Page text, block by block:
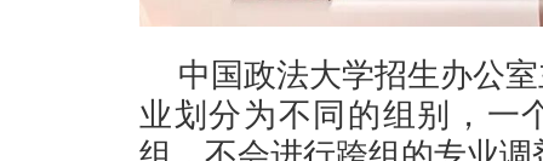
中国政法大学招生办公
业划分为不同的组别，一